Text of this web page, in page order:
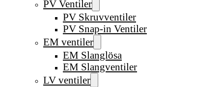
PV Ventiler
PV Skruvventiler
PV Snap-in Ventiler
EM ventiler
EM Slanglösa
EM Slangventiler
LV ventiler